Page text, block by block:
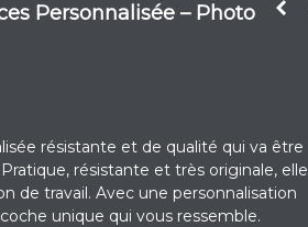
Personnalisée – Photo
résistante et de qualité qui va être
résistante et très originale, elle
de travail. Avec une personnalisation
unique qui vous ressemble.